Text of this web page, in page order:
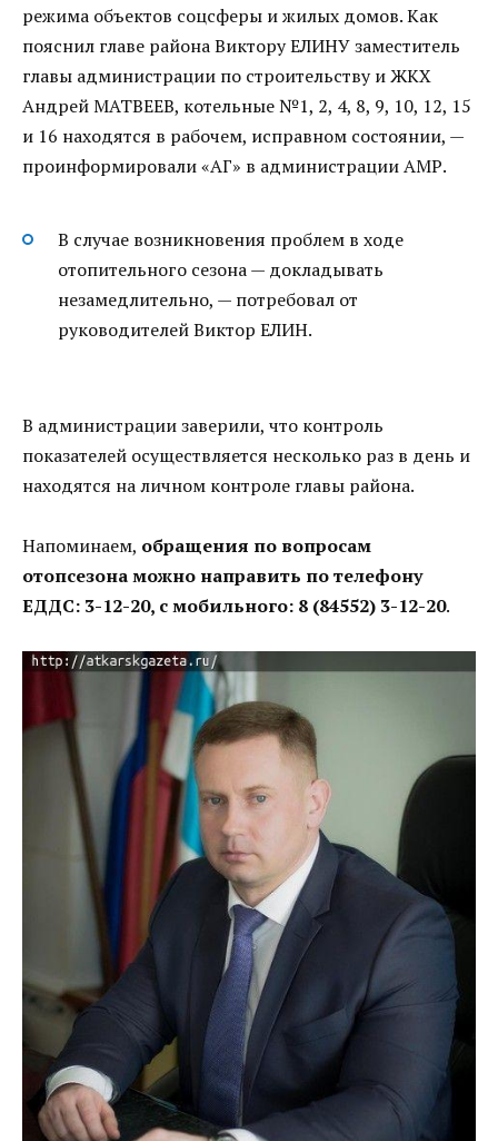
режима объектов соцсферы и жилых домов. Как
пояснил главе района Виктору ЕЛИНУ заместитель
главы администрации по строительству и ЖКХ
Андрей МАТВЕЕВ, котельные №1, 2, 4, 8, 9, 10, 12, 15
и 16 находятся в рабочем, исправном состоянии, —
проинформировали «АГ» в администрации АМР.
В случае возникновения проблем в ходе
отопительного сезона — докладывать
незамедлительно, — потребовал от
руководителей Виктор ЕЛИН.
В администрации заверили, что контроль
показателей осуществляется несколько раз в день и
находятся на личном контроле главы района.
Напоминаем, обращения по вопросам
отопсезона можно направить по телефону
ЕДДС: 3-12-20, с мобильного: 8 (84552) 3-12-20.